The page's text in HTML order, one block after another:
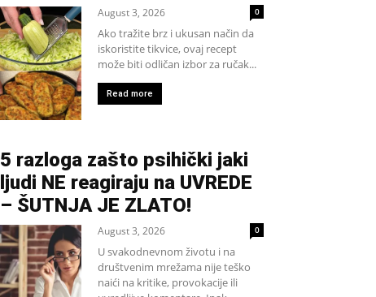
August 3, 2026 0
Ako tražite brz i ukusan način da
iskoristite tikvice, ovaj recept
može biti odličan izbor za ručak...
Read more
5 razloga zašto psihički jaki
ljudi NE reagiraju na UVREDE
– ŠUTNJA JE ZLATO!
August 3, 2026 0
U svakodnevnom životu i na
društvenim mrežama nije teško
naići na kritike, provokacije ili